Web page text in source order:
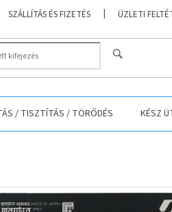
SZÁLLÍTÁS ÉS FIZETÉS ÜZLETI
/ TISZTÍTÁS / TÖRŐDÉS KÉSZ